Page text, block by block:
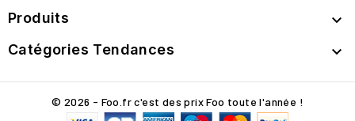
Produits 
Catégories Tendances 
© 2026 - Foo.fr c'est des prix Foo toute l'année !